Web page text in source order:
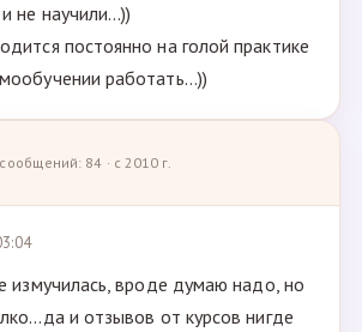
не научили...))
постоянно на голой практике
работать...))
сообщений: 84 · с 2010 г.
измучилась, вроде думаю надо, но
и отзывов от курсов нигде